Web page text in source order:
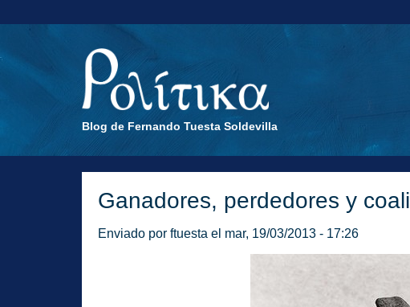
Blog de Fernando Tuesta Soldevilla
Ganadores, perdedores y
Enviado por ftuesta el mar, 19/03/2013 - 17:26